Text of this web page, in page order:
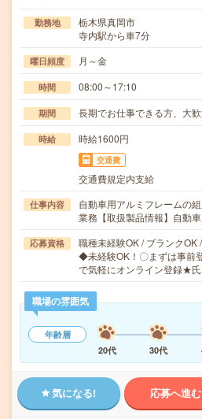
勤務地
栃木県真岡市
寺内駅から車7分
曜日頻度 月～金
時間 08:00～17:10
期間 長期でお仕事できる方、大歓
時給 時給1600円
交通費
交通費規定内支給
仕事内容
自動車用アルミフレームの
業務【取扱製品情報】自動
応募資格
職種未経験OK / ブランクOK
◆未経験OK！〇まずは事前
で気軽にオンライン登録★
職場の雰囲気
年齢層
20代
30代
気になる! 応募へ進む